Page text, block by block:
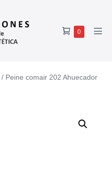
0
/ Peine comair 202 Ahuecador